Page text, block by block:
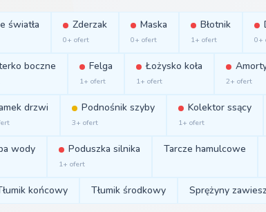
światła Zderzak
0+ ofert
Maska
0+ ofert
Błotnik
1+ ofert 0+
boczne Felga
1+ ofert
Łożysko koła
1+ ofert 2+ ofert
drzwi Podnośnik szyby
3+ ofert
Kolektor ssący
1+ ofert
wody Poduszka silnika
1+ ofert
Tarcze hamulcowe
końcowy Tłumik środkowy Sprężyny